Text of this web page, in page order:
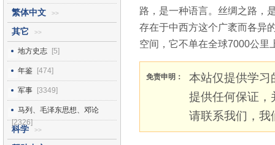
繁体中文 >>
其它 >>
地方史志 [5]
年鉴 [474]
军事 [3349]
马列、毛泽东思想、邓论
[2326]
科学 >>
路，是一种语言。丝绸之路，
存在于中西方这个广袤而各异
空间，它不单在全球7000公
免责申明：
本站仅提供学习
提供任何保证，
请联系我们，我